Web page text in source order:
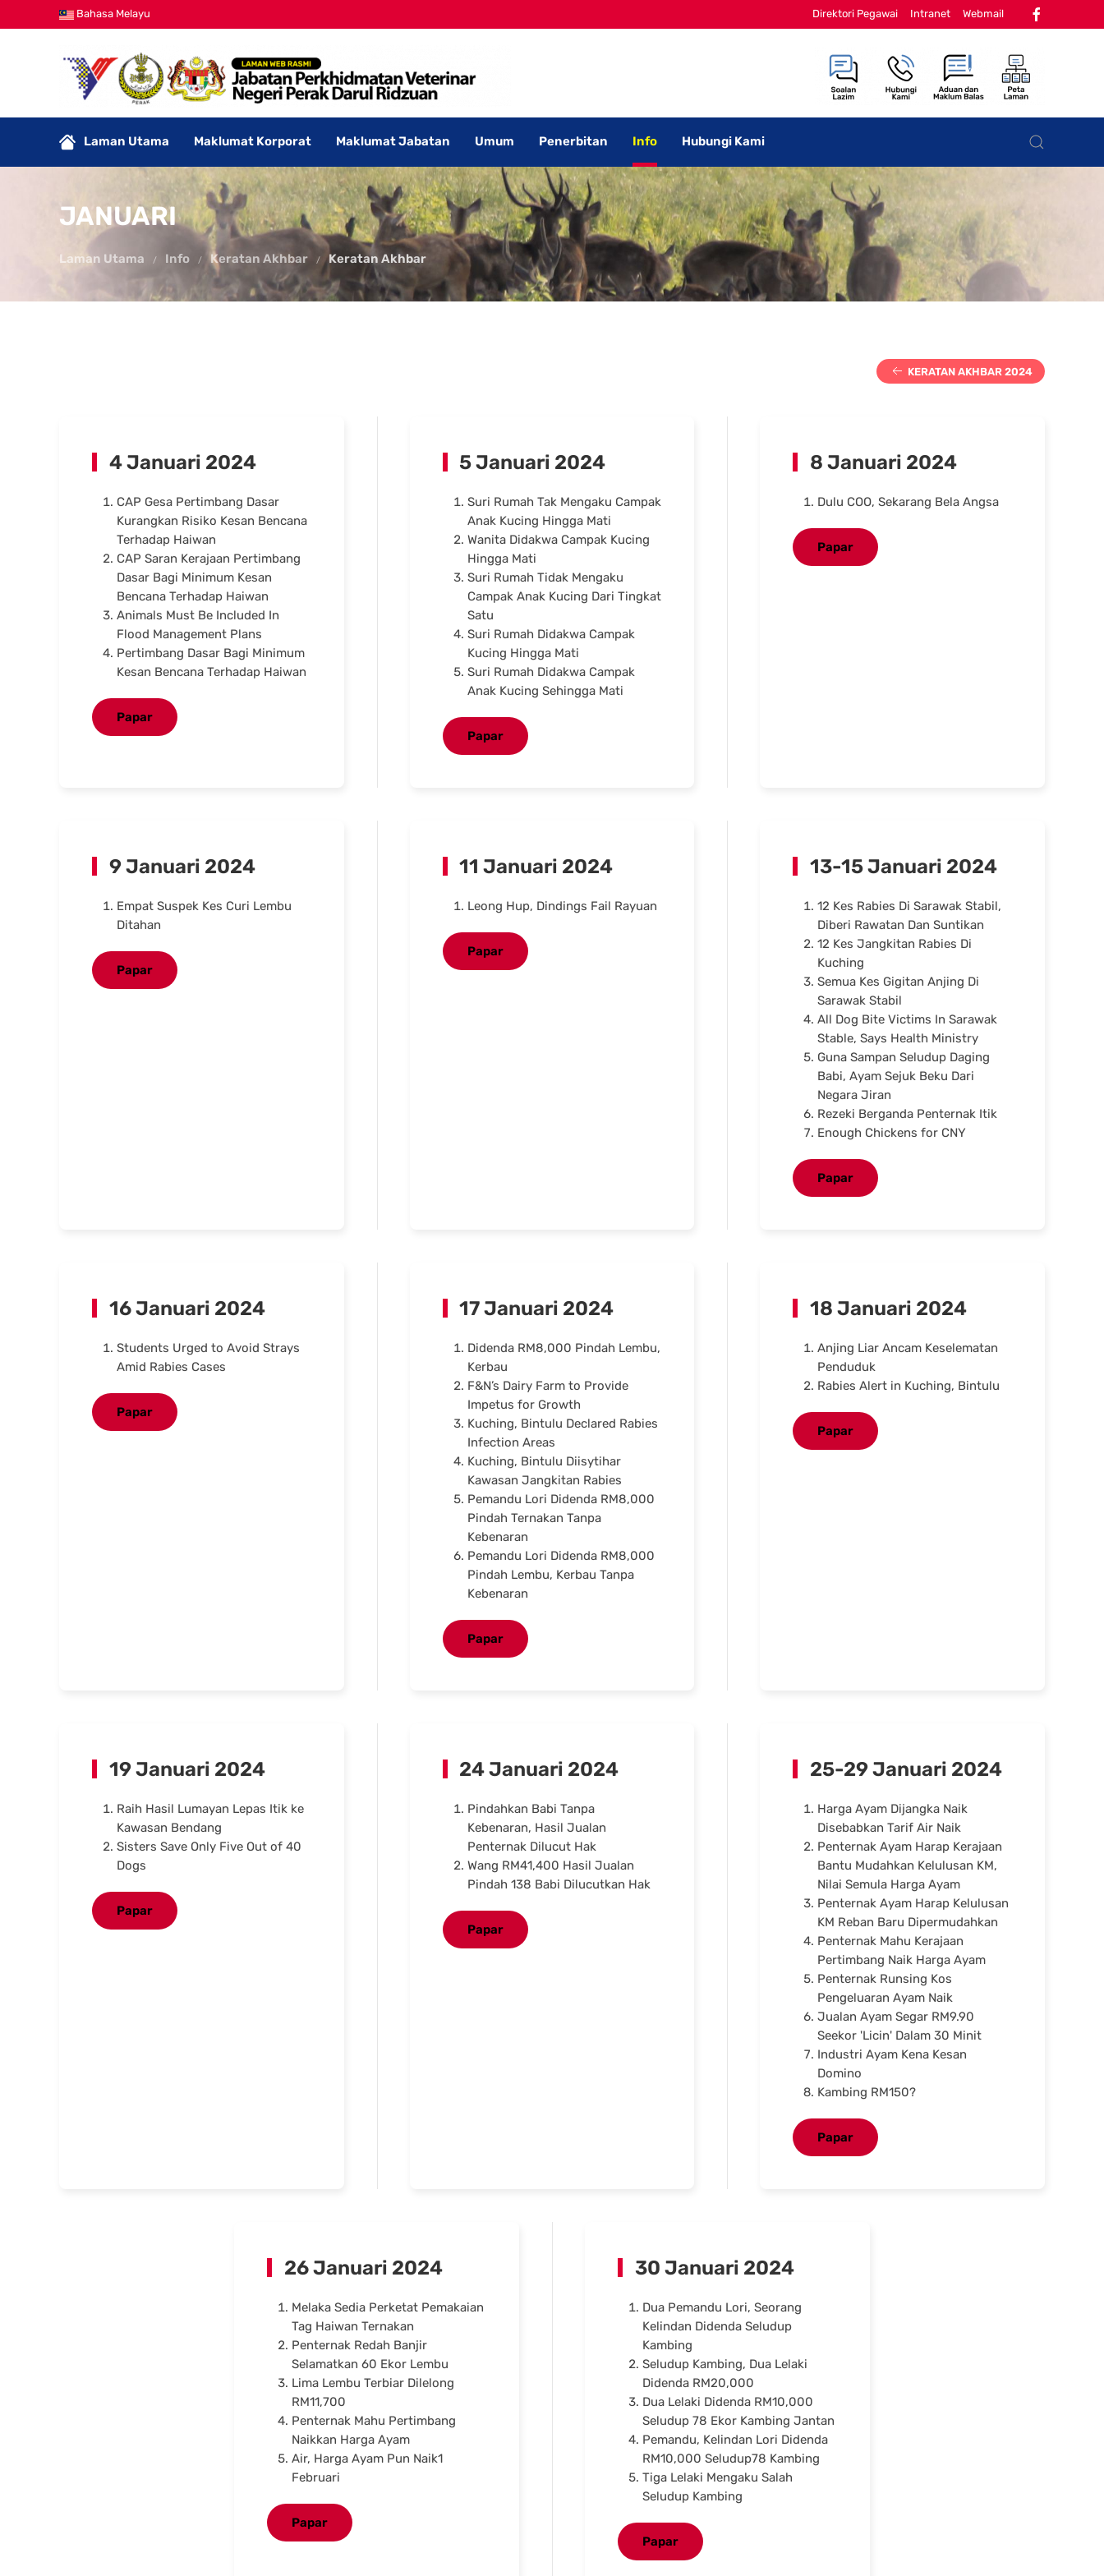
Bahasa Melayu Direktori Pegawai Intranet Webmail
Laman Utama Maklumat Korporat Maklumat Jabatan Umum Penerbitan Info Hubungi Kami
JANUARI
Laman Utama Info Keratan Akhbar Keratan Akhbar
KERATAN AKHBAR 2024
4 Januari 2024
CAP Gesa Pertimbang Dasar
Kurangkan Risiko Kesan Bencana
Terhadap Haiwan
CAP Saran Kerajaan Pertimbang
Dasar Bagi Minimum Kesan
Bencana Terhadap Haiwan
Animals Must Be Included In
Flood Management Plans
Pertimbang Dasar Bagi Minimum
Kesan Bencana Terhadap Haiwan
Papar
5 Januari 2024
Suri Rumah Tak Mengaku Campak
Anak Kucing Hingga Mati
Wanita Didakwa Campak Kucing
Hingga Mati
Suri Rumah Tidak Mengaku
Campak Anak Kucing Dari Tingkat
Satu
Suri Rumah Didakwa Campak
Kucing Hingga Mati
Suri Rumah Didakwa Campak
Anak Kucing Sehingga Mati
Papar
8 Januari 2024
Dulu COO, Sekarang Bela Angsa
Papar
9 Januari 2024
Empat Suspek Kes Curi Lembu
Ditahan
Papar
11 Januari 2024
Leong Hup, Dindings Fail Rayuan
Papar
13-15 Januari 2024
12 Kes Rabies Di Sarawak Stabil,
Diberi Rawatan Dan Suntikan
12 Kes Jangkitan Rabies Di
Kuching
Semua Kes Gigitan Anjing Di
Sarawak Stabil
All Dog Bite Victims In Sarawak
Stable, Says Health Ministry
Guna Sampan Seludup Daging
Babi, Ayam Sejuk Beku Dari
Negara Jiran
Rezeki Berganda Penternak Itik
Enough Chickens for CNY
Papar
16 Januari 2024
Students Urged to Avoid Strays
Amid Rabies Cases
Papar
17 Januari 2024
Didenda RM8,000 Pindah Lembu,
Kerbau
F&N’s Dairy Farm to Provide
Impetus for Growth
Kuching, Bintulu Declared Rabies
Infection Areas
Kuching, Bintulu Diisytihar
Kawasan Jangkitan Rabies
Pemandu Lori Didenda RM8,000
Pindah Ternakan Tanpa
Kebenaran
Pemandu Lori Didenda RM8,000
Pindah Lembu, Kerbau Tanpa
Kebenaran
Papar
18 Januari 2024
Anjing Liar Ancam Keselematan
Penduduk
Rabies Alert in Kuching, Bintulu
Papar
19 Januari 2024
Raih Hasil Lumayan Lepas Itik ke
Kawasan Bendang
Sisters Save Only Five Out of 40
Dogs
Papar
24 Januari 2024
Pindahkan Babi Tanpa
Kebenaran, Hasil Jualan
Penternak Dilucut Hak
Wang RM41,400 Hasil Jualan
Pindah 138 Babi Dilucutkan Hak
Papar
25-29 Januari 2024
Harga Ayam Dijangka Naik
Disebabkan Tarif Air Naik
Penternak Ayam Harap Kerajaan
Bantu Mudahkan Kelulusan KM,
Nilai Semula Harga Ayam
Penternak Ayam Harap Kelulusan
KM Reban Baru Dipermudahkan
Penternak Mahu Kerajaan
Pertimbang Naik Harga Ayam
Penternak Runsing Kos
Pengeluaran Ayam Naik
Jualan Ayam Segar RM9.90
Seekor 'Licin' Dalam 30 Minit
Industri Ayam Kena Kesan
Domino
Kambing RM150?
Papar
26 Januari 2024
Melaka Sedia Perketat Pemakaian
Tag Haiwan Ternakan
Penternak Redah Banjir
Selamatkan 60 Ekor Lembu
Lima Lembu Terbiar Dilelong
RM11,700
Penternak Mahu Pertimbang
Naikkan Harga Ayam
Air, Harga Ayam Pun Naik1
Februari
Papar
30 Januari 2024
Dua Pemandu Lori, Seorang
Kelindan Didenda Seludup
Kambing
Seludup Kambing, Dua Lelaki
Didenda RM20,000
Dua Lelaki Didenda RM10,000
Seludup 78 Ekor Kambing Jantan
Pemandu, Kelindan Lori Didenda
RM10,000 Seludup78 Kambing
Tiga Lelaki Mengaku Salah
Seludup Kambing
Papar